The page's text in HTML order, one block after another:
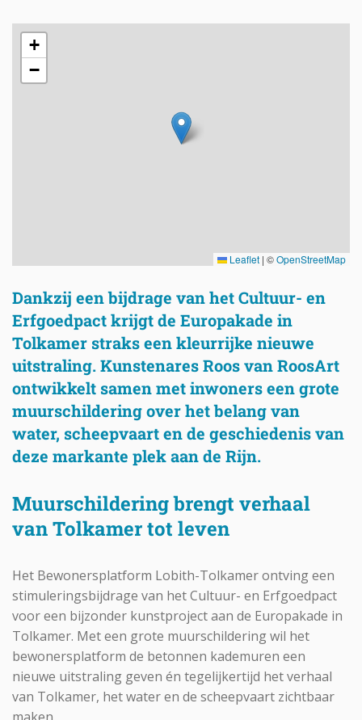
+
−
Leaflet | ©OpenStreetMap
Dankzij een bijdrage van het Cultuur- en
Erfgoedpact krijgt de Europakade in
Tolkamer straks een kleurrijke nieuwe
uitstraling. Kunstenares Roos van RoosArt
ontwikkelt samen met inwoners een grote
muurschildering over het belang van
water, scheepvaart en de geschiedenis van
deze markante plek aan de Rijn.
Muurschildering brengt verhaal
van Tolkamer tot leven
Het Bewonersplatform Lobith-Tolkamer ontving een
stimuleringsbijdrage van het Cultuur- en Erfgoedpact
voor een bijzonder kunstproject aan de Europakade in
Tolkamer. Met een grote muurschildering wil het
bewonersplatform de betonnen kademuren een
nieuwe uitstraling geven én tegelijkertijd het verhaal
van Tolkamer, het water en de scheepvaart zichtbaar